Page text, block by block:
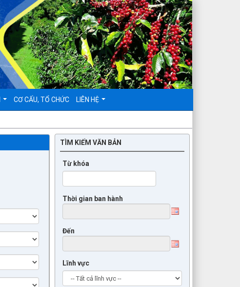
CƠ CẤU, TỔ CHỨC LIÊN HỆ
TÌM KIẾM VĂN BẢN
Từ khóa
Thời gian ban hành
Đến
Lĩnh vực